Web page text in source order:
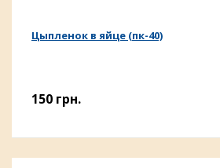
Цыпленок в яйце (пк-40)
150 грн.